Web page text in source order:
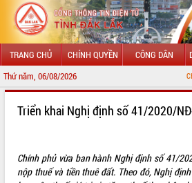
TRANG CHỦ CHÍNH QUYỀN CÔNG DÂN
Thứ năm, 06/08/2026 CHÀO MỪNG ĐẾN
TIN TỨC SỰ KIỆN
Triển khai Nghị định số 41/2020/
Chính phủ vừa ban hành Nghị định số 41/
nộp thuế và tiền thuê đất. Theo đó, Nghị